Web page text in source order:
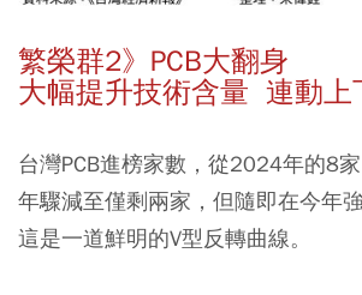
繁榮群2》PCB大翻身
大幅提升技術含量 連動上
台灣PCB進榜家數，從2024年的8
年驟減至僅剩兩家，但隨即在今年
這是一道鮮明的V型反轉曲線。